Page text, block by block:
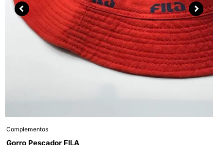
Complementos
Gorro Pescador FILA